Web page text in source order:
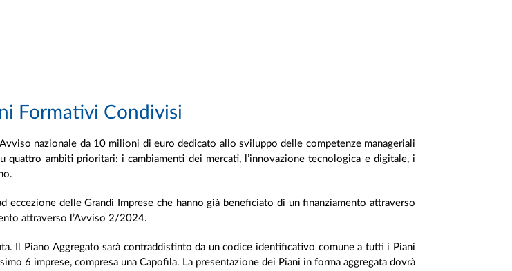
Formativi Condivisi
nazionale da 10 milioni di euro dedicato allo sviluppo delle competenze manageriali
ambiti prioritari: i cambiamenti dei mercati, l’innovazione tecnologica e digitale, i
delle Grandi Imprese che hanno già beneficiato di un finanziamento attraverso
attraverso l’Avviso 2/2024.
Il Piano Aggregato sarà contraddistinto da un codice identificativo comune a tutti i Piani
6 imprese, compresa una Capofila. La presentazione dei Piani in forma aggregata dovrà